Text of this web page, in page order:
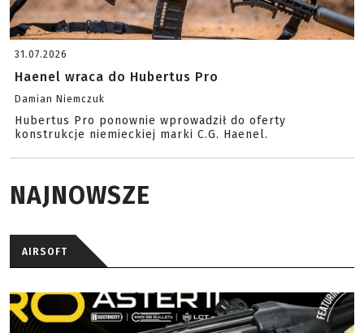
31.07.2026
Haenel wraca do Hubertus Pro
Damian Niemczuk
Hubertus Pro ponownie wprowadził do oferty
konstrukcje niemieckiej marki C.G. Haenel.
NAJNOWSZE
AIRSOFT